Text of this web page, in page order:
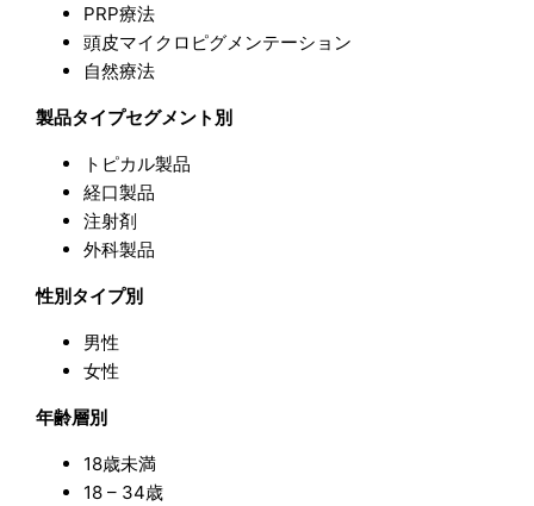
PRP療法
頭皮マイクロピグメンテーション
自然療法
製品タイプセグメント別
トピカル製品
経口製品
注射剤
外科製品
性別タイプ別
男性
女性
年齢層別
18歳未満
18 – 34歳